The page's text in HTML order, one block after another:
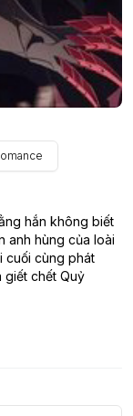
hắn không biết
anh hùng của loài
cuối cùng phát
giết chết Quỷ